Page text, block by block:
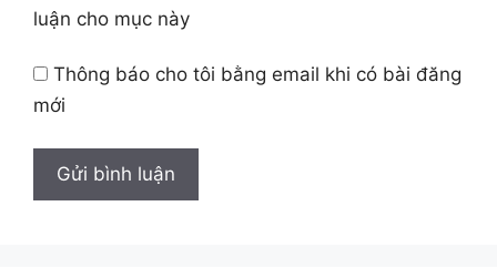
luận cho mục này
Thông báo cho tôi bằng email khi có bài đăng
mới